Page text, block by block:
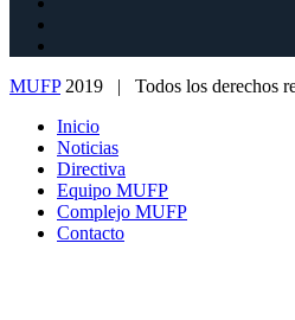
MUFP2019 | Todos los derechos
Inicio
Noticias
Directiva
Equipo MUFP
Complejo MUFP
Contacto